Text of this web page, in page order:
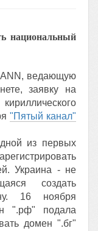
национальный
ведающую
заявку на
"Пятый канал"
из первых
Украина - не
создать
16 ноября
".рф" подала
домен ".бг"